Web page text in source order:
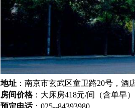
地址 ： 南京市玄武区童卫路20号 ，酒
房间价格：大床房418元/间（含单早